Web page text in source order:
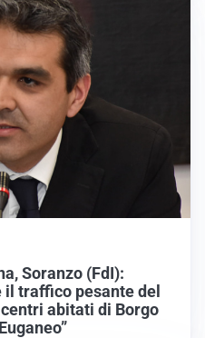
Soranzo (FdI):
traffico pesante del
abitati di Borgo